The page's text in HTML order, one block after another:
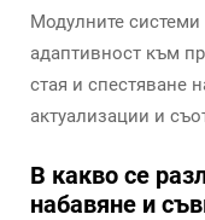
Модулните
адаптивност към
стая и спестяване
актуализации и
В какво се
набавяне и